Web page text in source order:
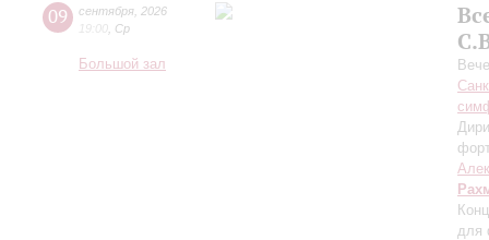
09 сентября 2026
19:00 Ср
Большой зал
для